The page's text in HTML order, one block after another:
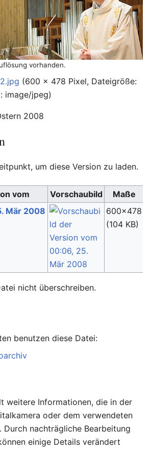
vorhanden.
(600 × 478 Pixel, Dateigröße:
image/jpeg)
2008
um diese Version zu laden.
vom Vorschaubild
Maße
Mär 2008
600×478
(104 KB)
nicht überschreiben.
benutzen diese Datei:
weitere Informationen, die in der
oder dem verwendeten
Durch nachträgliche Bearbeitung
einige Details verändert